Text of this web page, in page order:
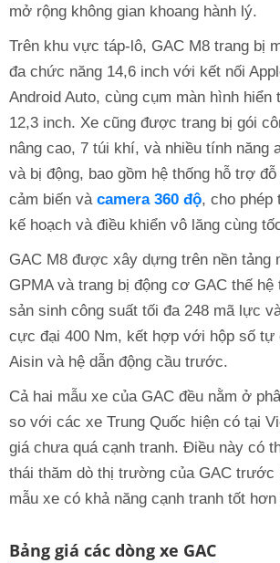
mở rộng không gian khoang hành lý.
Trên khu vực táp-lô, GAC M8 trang bị
đa chức năng 14,6 inch với kết nối
Android Auto, cùng cụm màn hình hiển
12,3 inch. Xe cũng được trang bị gói
nâng cao, 7 túi khí, và nhiều tính năng
và bị động, bao gồm hệ thống hỗ trợ
cảm biến và camera 360 độ, cho phép
kế hoạch và điều khiển vô lăng cùng
GAC M8 được xây dựng trên nền tảng
GPMA và trang bị động cơ GAC thế
sản sinh công suất tối đa 248 mã lực
cực đại 400 Nm, kết hợp với hộp số tự
Aisin và hệ dẫn động cầu trước.
Cả hai mẫu xe của GAC đều nằm ở
so với các xe Trung Quốc hiện có tại
giá chưa quá cạnh tranh. Điều này có
thái thăm dò thị trường của GAC trước
mẫu xe có khả năng cạnh tranh tốt
Bảng giá các dòng xe GAC